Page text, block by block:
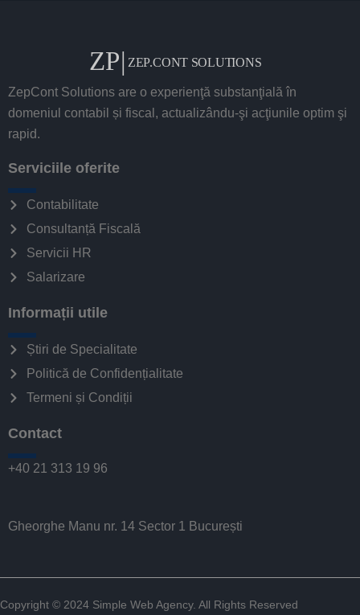
ZepCont Solutions are o experienţă substanţială în
domeniul contabil și fiscal, actualizându-şi acţiunile optim şi
rapid.
Serviciile oferite
Contabilitate
Consultanță Fiscală
Servicii HR
Salarizare
Informații utile
Știri de Specialitate
Politică de Confidențialitate
Termeni și Condiții
Contact
+40 21 313 19 96
Gheorghe Manu nr. 14 Sector 1 București
Copyright © 2024 Simple Web Agency. All Rights Reserved